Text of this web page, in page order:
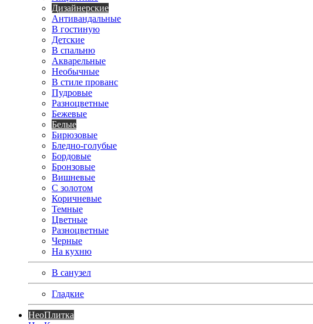
Дизайнерские
Антивандальные
В гостиную
Детские
В спальню
Акварельные
Необычные
В стиле прованс
Пудровые
Разноцветные
Бежевые
Белые
Бирюзовые
Бледно-голубые
Бордовые
Бронзовые
Вишневые
С золотом
Коричневые
Темные
Цветные
Разноцветные
Черные
На кухню
В санузел
Гладкие
НеоПлитка